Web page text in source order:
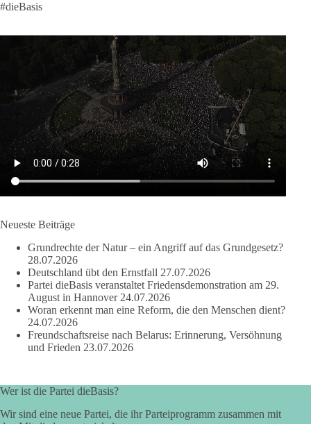
Wusstest du, dass ein guter Antrag nicht besser oder schlechter
wird, nur weil er von einer bestimmten Partei kommt?
Sachsen-Anhalt braucht Lösungen für Schule, Pflege,
Wirtschaft, Infrastruktur und die Kommunen. Diese Probleme
werden nicht kleiner, wenn im Landtag zuerst auf Parteifarbe
und erst danach auf den Inhalt geschaut wird.
🟩🟩🟦🟦🟥🟥🟧🟧
und den Menschen wirklich nützt.
wenn er Sachsen-Anhalt nicht weiterbringt.
💬 Was ist dir wichtiger: der Absender eines Antrags oder das
Ergebnis für Sachsen-Anhalt?
#dieBasis #sachsenanhalt
👉 Folgen:
24 6 2 Auf Facebook ansehen
#dieBasis
Neueste Beiträge
Grundrechte der Natur – ein Angriff auf das Grundgesetz?
28.07.2026
Deutschland übt den Ernstfall 27.07.2026
Partei dieBasis veranstaltet Friedensdemonstration am 29.
August in Hannover 24.07.2026
Woran erkennt man eine Reform, die den Menschen dient?
24.07.2026
Freundschaftsreise nach Belarus: Erinnerung, Versöhnung
und Frieden 23.07.2026
Wer ist die Partei dieBasis?
Wir sind eine neue Partei, die ihr Parteiprogramm zusammen mit